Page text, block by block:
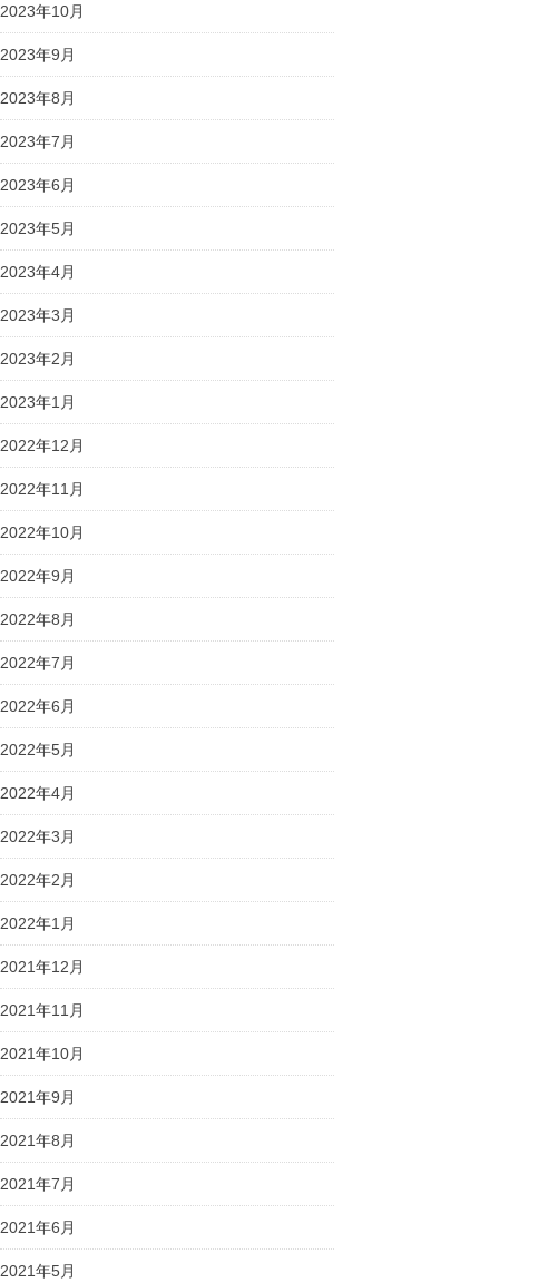
2023年10月
2023年9月
2023年8月
2023年7月
2023年6月
2023年5月
2023年4月
2023年3月
2023年2月
2023年1月
2022年12月
2022年11月
2022年10月
2022年9月
2022年8月
2022年7月
2022年6月
2022年5月
2022年4月
2022年3月
2022年2月
2022年1月
2021年12月
2021年11月
2021年10月
2021年9月
2021年8月
2021年7月
2021年6月
2021年5月